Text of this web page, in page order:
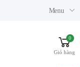
Menu
0
Giỏ hàng